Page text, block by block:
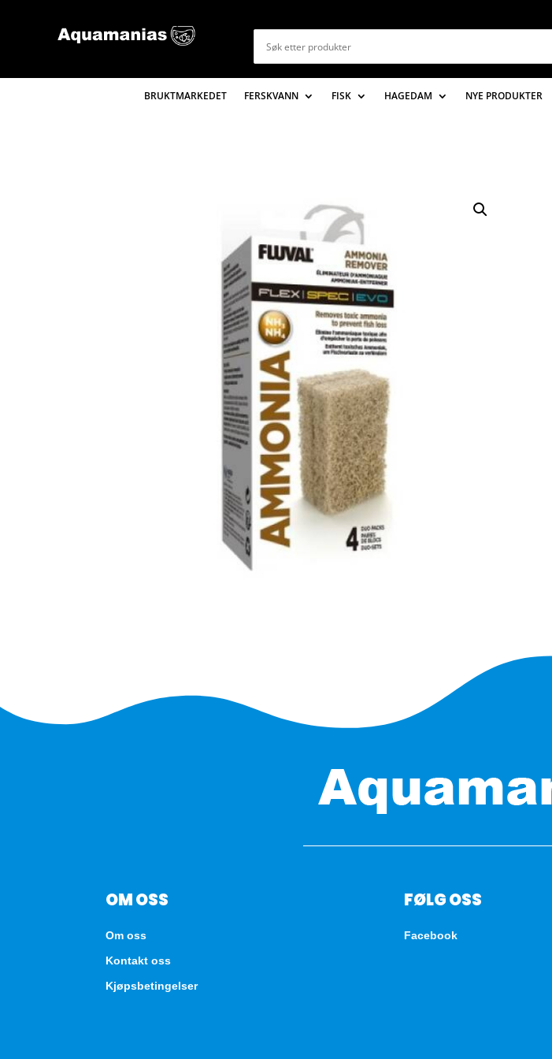
BRUKTMARKEDET FERSKVANN FISK HAGEDAM NYE PRODUKTER
OM OSS
Om oss
Kontakt oss
Kjøpsbetingelser
FØLG OSS
Facebook